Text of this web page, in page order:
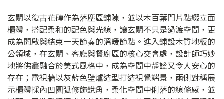
玄關以復古花磚作為落塵區鋪陳，並以木百葉門片點綴立面
櫃體，搭配柔和的配色與光線，讓玄關不只是過渡空間，更
成為開啟與結束一天節奏的溫暖節點。進入鋪設木質地板的
公領域，在玄關、客廳與餐廚區的核心交會處，設計師巧妙
地將佛龕融合於美式風格中，成為空間中靜謐又令人安心的
存在；電視牆以灰藍色壁爐造型打造視覺端景，兩側對稱展
示櫃體採內凹圓弧修飾銳角，柔化空間中俐落的線條感，並